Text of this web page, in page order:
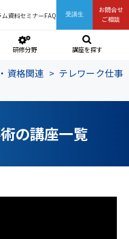
ム資料セミナーFAQ 受講生
お問合せ
ご相談
研修分野 講座を探す
資格関連
テレワーク仕事
の講座一覧